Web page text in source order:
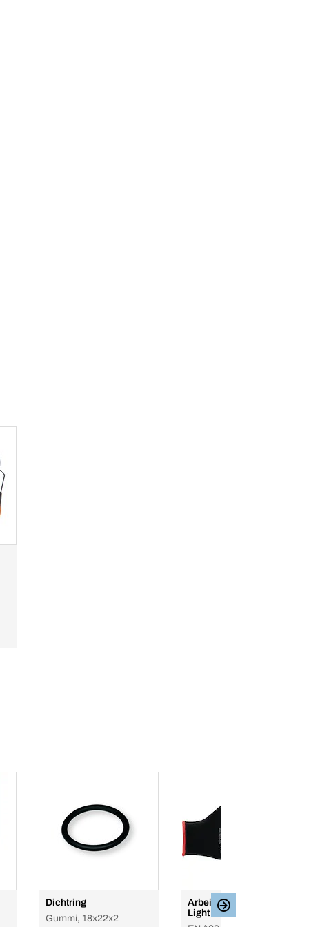
Dichtring
Gummi, 18x22x2
Arbeitshandschuh PU
Light